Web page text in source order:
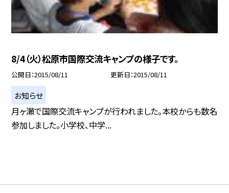
8/4（火）松原市国際交流キャンプの様子です。
公開日 2015/08/11 更新日 2015/08/11
お知らせ
月ヶ瀬で国際交流キャンプが行われました。本校からも数名
参加しました。小学校、中学...